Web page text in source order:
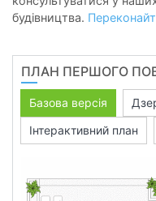
будівництва.
ПЛАН ПЕРШОГО
Базова версія
Інтерактивний план